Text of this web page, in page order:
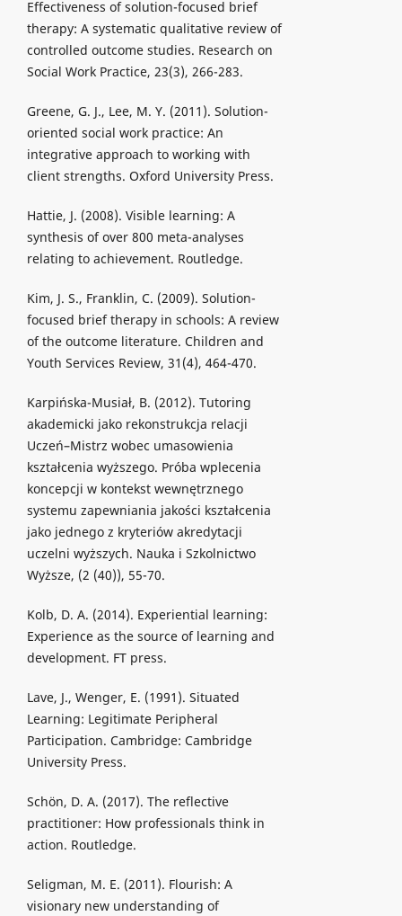
Effectiveness of solution-focused brief
therapy: A systematic qualitative review of
controlled outcome studies. Research on
Social Work Practice, 23(3), 266-283.
Greene, G. J., Lee, M. Y. (2011). Solution-
oriented social work practice: An
integrative approach to working with
client strengths. Oxford University Press.
Hattie, J. (2008). Visible learning: A
synthesis of over 800 meta-analyses
relating to achievement. Routledge.
Kim, J. S., Franklin, C. (2009). Solution-
focused brief therapy in schools: A review
of the outcome literature. Children and
Youth Services Review, 31(4), 464-470.
Karpińska-Musiał, B. (2012). Tutoring
akademicki jako rekonstrukcja relacji
Uczeń–Mistrz wobec umasowienia
kształcenia wyższego. Próba wplecenia
koncepcji w kontekst wewnętrznego
systemu zapewniania jakości kształcenia
jako jednego z kryteriów akredytacji
uczelni wyższych. Nauka i Szkolnictwo
Wyższe, (2 (40)), 55-70.
Kolb, D. A. (2014). Experiential learning:
Experience as the source of learning and
development. FT press.
Lave, J., Wenger, E. (1991). Situated
Learning: Legitimate Peripheral
Participation. Cambridge: Cambridge
University Press.
Schön, D. A. (2017). The reflective
practitioner: How professionals think in
action. Routledge.
Seligman, M. E. (2011). Flourish: A
visionary new understanding of